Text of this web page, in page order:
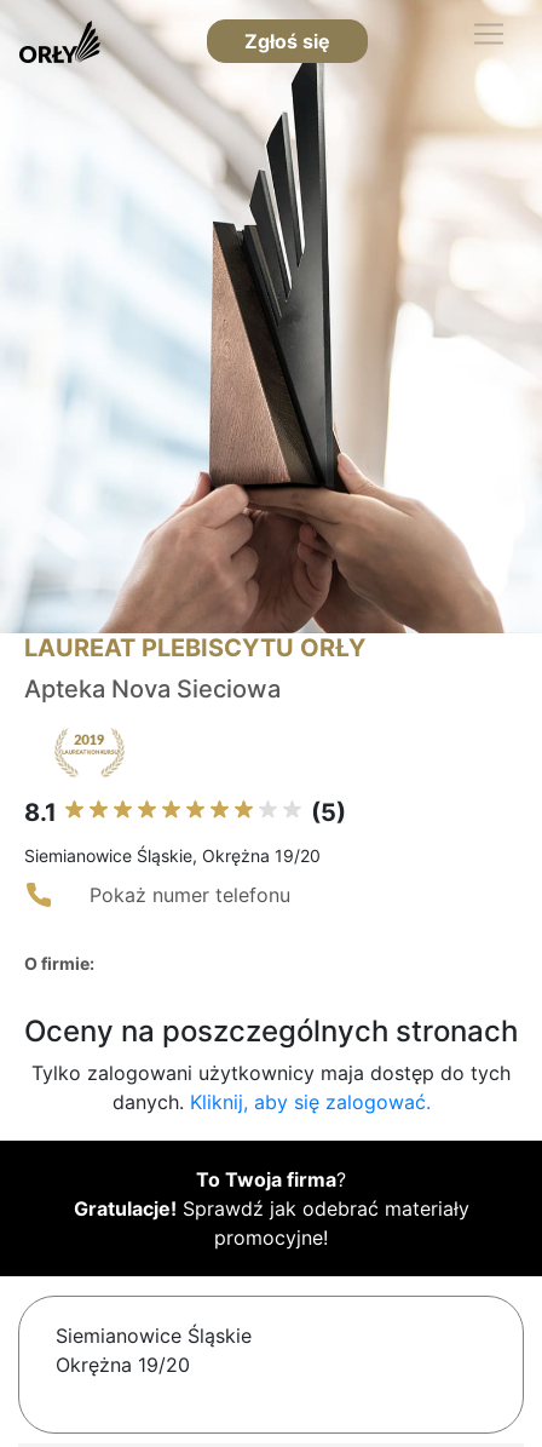
Zgłoś się
LAUREAT PLEBISCYTU ORŁY
Apteka Nova Sieciowa
8.1 (5)
Siemianowice Śląskie, Okrężna 19/20
Pokaż numer telefonu
O firmie:
Oceny na poszczególnych stronach
Tylko zalogowani użytkownicy maja dostęp do tych
danych. Kliknij, aby się zalogować.
To Twoja firma?
Gratulacje! Sprawdź jak odebrać materiały
promocyjne!
Siemianowice Śląskie
Okrężna 19/20